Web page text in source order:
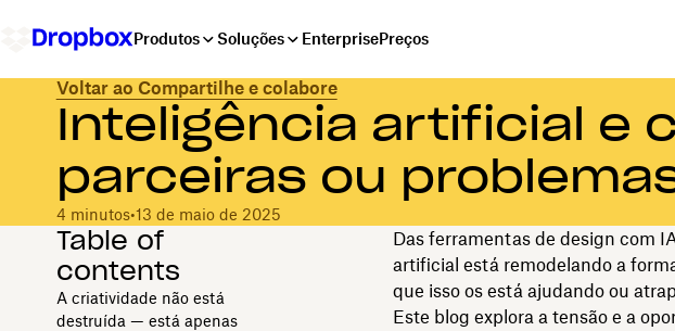
Produtos Soluções EnterprisePreços
Voltar ao Compartilhe e colabore
Inteligência artificial e
parceiras ou
4 minutos•13 de maio de 2025
Table of
contents
A criatividade não está
destruída — está apenas
Das ferramentas de design com
artificial está remodelando a
que isso os está ajudando ou
Este blog explora a tensão e a